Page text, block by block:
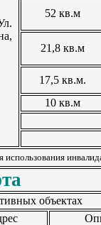
52 кв.м
21,8 кв.м
17,5 кв.м.
10 кв.м
объектах